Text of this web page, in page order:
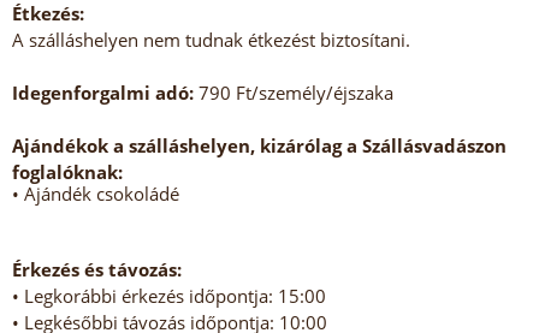
Étkezés:
A szálláshelyen nem tudnak étkezést biztosítani.
Idegenforgalmi adó: 790 Ft/személy/éjszaka
Ajándékok a szálláshelyen, kizárólag a Szállásvadászon
foglalóknak:
• Ajándék csokoládé
Érkezés és távozás:
• Legkorábbi érkezés időpontja: 15:00
• Legkésőbbi távozás időpontja: 10:00